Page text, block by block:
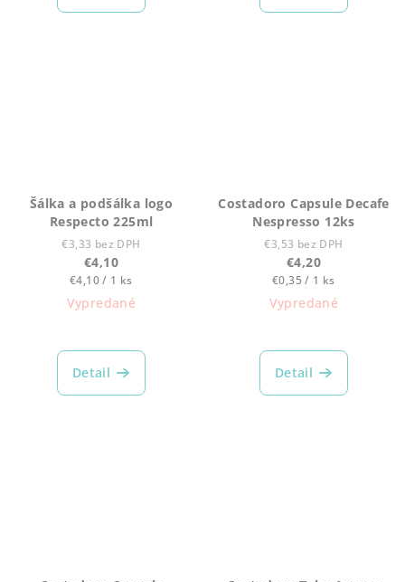
Šálka a podšálka logo
Respecto 225ml
€3,33 bez DPH
€4,10
Jednotková
cena:
€4,10 / 1 ks
Vypredané
Detail
Costadoro Capsule Decafe
Nespresso 12ks
€3,53 bez DPH
€4,20
Jednotková
cena:
€0,35 / 1 ks
Vypredané
Detail